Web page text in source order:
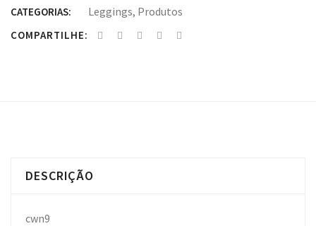
CATEGORIAS: Leggings, Produtos
COMPARTILHE:
DESCRIÇÃO
cwn9